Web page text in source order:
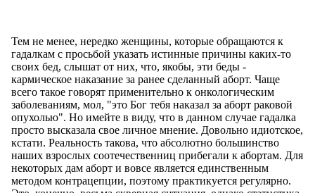
Тем не менее, нередко женщины, которые обращаются к
гадалкам с просьбой указать истинные причины каких-то
своих бед, слышат от них, что, якобы, эти беды -
кармическое наказание за ранее сделанный аборт. Чаще
всего такое говорят применительно к онкологическим
заболеваниям, мол, "это Бог тебя наказал за аборт раковой
опухолью". Но имейте в виду, что в данном случае гадалка
просто высказала свое личное мнение. Довольно идиотское,
кстати. Реальность такова, что абсолютно большинство
наших взрослых соотечественниц прибегали к абортам. Для
некоторых дам аборт и вовсе является единственным
методом контрацепции, поэтому практикуется регулярно.